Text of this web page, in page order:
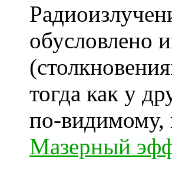
обусловлено
тогда как у
по-видимому,
Мазерный